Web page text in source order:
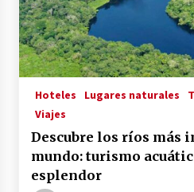
Hoteles Lugares naturales
Viajes
Descubre los ríos más
mundo: turismo
esplendor